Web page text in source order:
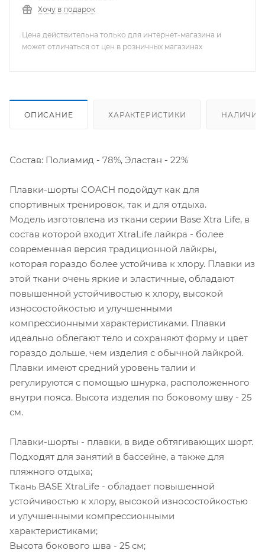
Хочу в подарок
Цена действительна только для интернет-магазина и
может отличаться от цен в розничных магазинах
ОПИСАНИЕ ХАРАКТЕРИСТИКИ НАЛИЧИЕ
Состав: Полиамид - 78%, Эластан - 22%
Плавки-шорты COACH подойдут как для
спортивных тренировок, так и для отдыха.
Модель изготовлена из ткани серии Base Xtra Life, в
состав которой входит XtraLife лайкра - более
современная версия традиционной лайкры,
которая гораздо более устойчива к хлору. Плавки из
этой ткани очень яркие и эластичные, обладают
повышенной устойчивостью к хлору, высокой
износостойкостью и улучшенными
компрессионными характеристиками. Плавки
идеально облегают тело и сохраняют форму и цвет
гораздо дольше, чем изделия с обычной лайкрой.
Плавки имеют средний уровень талии и
регулируются с помощью шнурка, расположенного
внутри пояса. Высота изделия по боковому шву - 25
см.
Плавки-шорты - плавки, в виде обтягивающих шорт.
Подходят для занятий в бассейне, а также для
пляжного отдыха;
Ткань BASE XtraLife - обладает повышенной
устойчивостью к хлору, высокой износостойкостью
и улучшенными компрессионными
характеристиками;
Высота бокового шва - 25 см;